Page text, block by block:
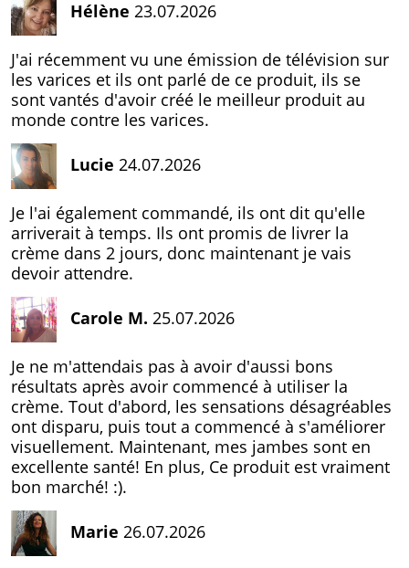
Hélène 23.07.2026
J'ai récemment vu une émission de télévision sur
les varices et ils ont parlé de ce produit, ils se
sont vantés d'avoir créé le meilleur produit au
monde contre les varices.
Lucie 24.07.2026
Je l'ai également commandé, ils ont dit qu'elle
arriverait à temps. Ils ont promis de livrer la
crème dans 2 jours, donc maintenant je vais
devoir attendre.
Carole M. 25.07.2026
Je ne m'attendais pas à avoir d'aussi bons
résultats après avoir commencé à utiliser la
crème. Tout d'abord, les sensations désagréables
ont disparu, puis tout a commencé à s'améliorer
visuellement. Maintenant, mes jambes sont en
excellente santé! En plus, Ce produit est vraiment
bon marché! :).
Marie 26.07.2026